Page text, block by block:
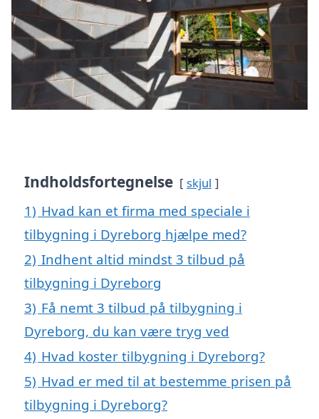
Indholdsfortegnelse skjul
1) Hvad kan et firma med speciale i
tilbygning i Dyreborg hjælpe med?
2) Indhent altid mindst 3 tilbud på
tilbygning i Dyreborg
3) Få nemt 3 tilbud på tilbygning i
Dyreborg, du kan være tryg ved
4) Hvad koster tilbygning i Dyreborg?
5) Hvad er med til at bestemme prisen på
tilbygning i Dyreborg?